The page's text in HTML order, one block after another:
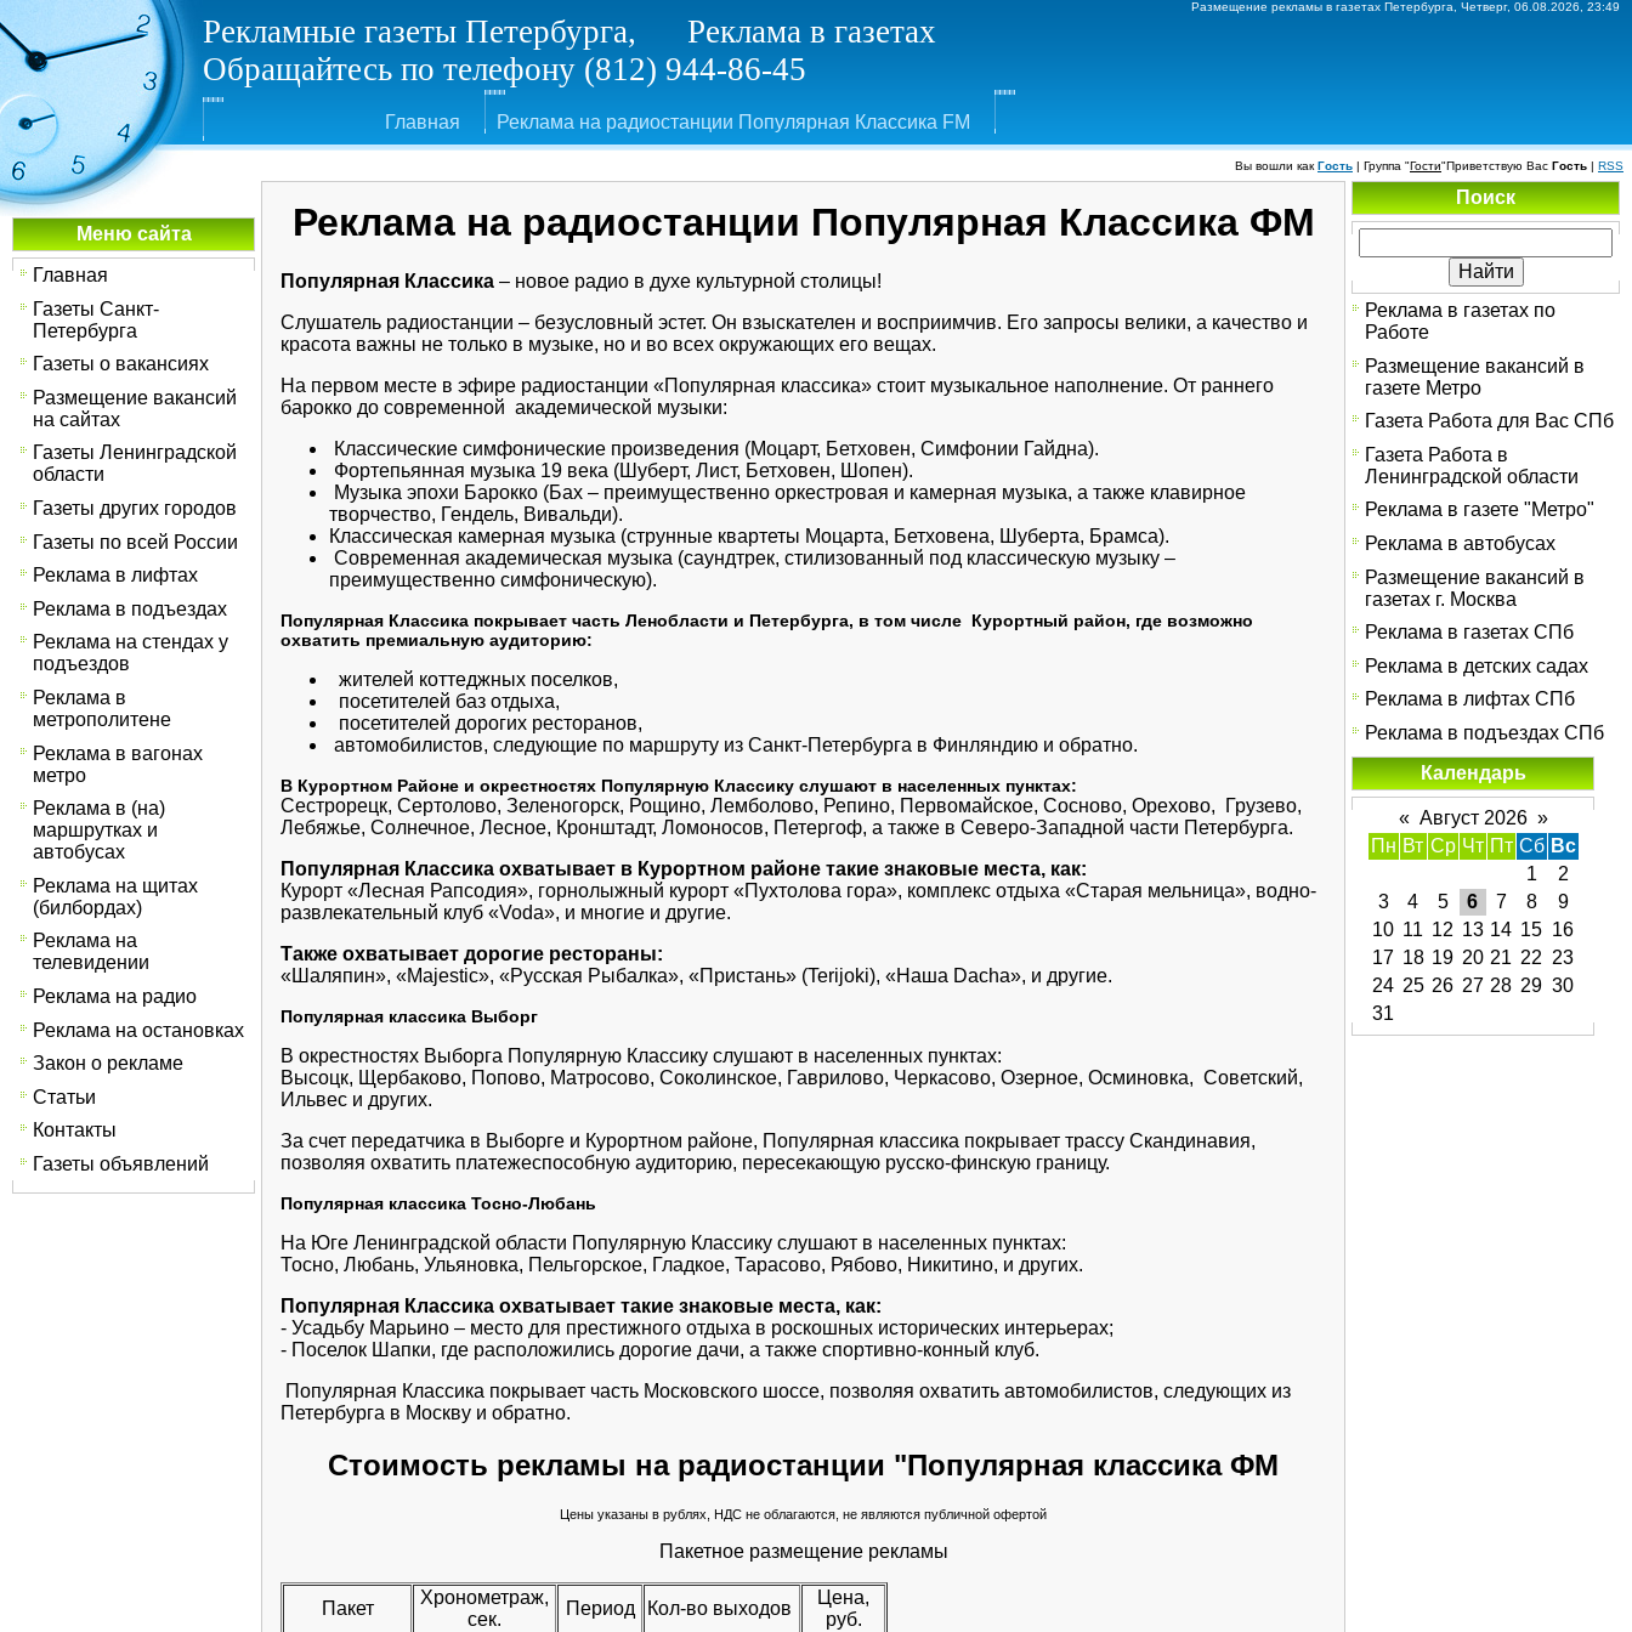
Размещение рекламы в газетах Петербурга, Четверг, 06.08.2026, 23:49
Рекламные газеты Петербурга, Реклама в газетах
Обращайтесь по телефону (812) 944-86-45
Главная Реклама на радиостанции Популярная Классика FM
Вы вошли как Гость | Группа "Гости"Приветствую Вас Гость | RSS
Меню сайта
Главная
Газеты Санкт-
Петербурга
Газеты о вакансиях
Размещение вакансий
на сайтах
Газеты Ленинградской
области
Газеты других городов
Газеты по всей России
Реклама в лифтах
Реклама в подъездах
Реклама на стендах у
подъездов
Реклама в
метрополитене
Реклама в вагонах
метро
Реклама в (на)
маршрутках и
автобусах
Реклама на щитах
(билбордах)
Реклама на
телевидении
Реклама на радио
Реклама на остановках
Закон о рекламе
Статьи
Контакты
Газеты объявлений
Реклама на радиостанции Популярная Классика ФМ
Популярная Классика – новое радио в духе культурной столицы!
Слушатель радиостанции – безусловный эстет. Он взыскателен и восприимчив. Его запросы велики, а качество и
красота важны не только в музыке, но и во всех окружающих его вещах.
На первом месте в эфире радиостанции «Популярная классика» стоит музыкальное наполнение. От раннего
барокко до современной академической музыки:
Классические симфонические произведения (Моцарт, Бетховен, Симфонии Гайдна).
Фортепьянная музыка 19 века (Шуберт, Лист, Бетховен, Шопен).
Музыка эпохи Барокко (Бах – преимущественно оркестровая и камерная музыка, а также клавирное
творчество, Гендель, Вивальди).
Классическая камерная музыка (струнные квартеты Моцарта, Бетховена, Шуберта, Брамса).
Современная академическая музыка (саундтрек, стилизованный под классическую музыку –
преимущественно симфоническую).
Популярная Классика покрывает часть Ленобласти и Петербурга, в том числе Курортный район, где возможно
охватить премиальную аудиторию:
жителей коттеджных поселков,
посетителей баз отдыха,
посетителей дорогих ресторанов,
автомобилистов, следующие по маршруту из Санкт-Петербурга в Финляндию и обратно.
В Курортном Районе и окрестностях Популярную Классику слушают в населенных пунктах:
Сестрорецк, Сертолово, Зеленогорск, Рощино, Лемболово, Репино, Первомайское, Сосново, Орехово, Грузево,
Лебяжье, Солнечное, Лесное, Кронштадт, Ломоносов, Петергоф, а также в Северо-Западной части Петербурга.
Популярная Классика охватывает в Курортном районе такие знаковые места, как:
Курорт «Лесная Рапсодия», горнолыжный курорт «Пухтолова гора», комплекс отдыха «Старая мельница», водно-
развлекательный клуб «Voda», и многие и другие.
Также охватывает дорогие рестораны:
«Шаляпин», «Majestic», «Русская Рыбалка», «Пристань» (Terijoki), «Наша Dacha», и другие.
Популярная классика Выборг
В окрестностях Выборга Популярную Классику слушают в населенных пунктах:
Высоцк, Щербаково, Попово, Матросово, Соколинское, Гаврилово, Черкасово, Озерное, Осминовка, Советский,
Ильвес и других.
За счет передатчика в Выборге и Курортном районе, Популярная классика покрывает трассу Скандинавия,
позволяя охватить платежеспособную аудиторию, пересекающую русско-финскую границу.
Популярная классика Тосно-Любань
На Юге Ленинградской области Популярную Классику слушают в населенных пунктах:
Тосно, Любань, Ульяновка, Пельгорское, Гладкое, Тарасово, Рябово, Никитино, и других.
Популярная Классика охватывает такие знаковые места, как:
- Усадьбу Марьино – место для престижного отдыха в роскошных исторических интерьерах;
- Поселок Шапки, где расположились дорогие дачи, а также спортивно-конный клуб.
Популярная Классика покрывает часть Московского шоссе, позволяя охватить автомобилистов, следующих из
Петербурга в Москву и обратно.
Стоимость рекламы на радиостанции "Популярная классика ФМ
Цены указаны в рублях, НДС не облагаются, не являются публичной офертой
Пакетное размещение рекламы
Пакет
Хронометраж,
сек.
Период Кол-во выходов
Цена,
руб.
Поиск
Реклама в газетах по
Работе
Размещение вакансий в
газете Метро
Газета Работа для Вас СПб
Газета Работа в
Ленинградской области
Реклама в газете "Метро"
Реклама в автобусах
Размещение вакансий в
газетах г. Москва
Реклама в газетах СПб
Реклама в детских садах
Реклама в лифтах СПб
Реклама в подъездах СПб
Календарь
« Август 2026 »
Пн Вт Ср Чт Пт Сб Вс
1
2
3
4 5 6 7 8
9
10 11 12 13 14 15 16
17 18 19 20 21 22 23
24 25 26 27 28 29 30
31